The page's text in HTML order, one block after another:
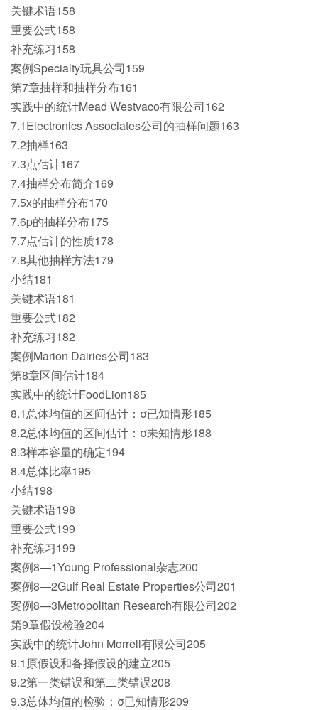
关键术语158
重要公式158
补充练习158
案例Specialty玩具公司159
第7章抽样和抽样分布161
实践中的统计Mead Westvaco有限公司162
7.1Electronics Associates公司的抽样问题163
7.2抽样163
7.3点估计167
7.4抽样分布简介169
7.5x的抽样分布170
7.6p的抽样分布175
7.7点估计的性质178
7.8其他抽样方法179
小结181
关键术语181
重要公式182
补充练习182
案例Marion Dairies公司183
第8章区间估计184
实践中的统计FoodLion185
8.1总体均值的区间估计：σ已知情形185
8.2总体均值的区间估计：σ未知情形188
8.3样本容量的确定194
8.4总体比率195
小结198
关键术语198
重要公式199
补充练习199
案例8—1Young Professional杂志200
案例8—2Gulf Real Estate Properties公司201
案例8—3Metropolitan Research有限公司202
第9章假设检验204
实践中的统计John Morrell有限公司205
9.1原假设和备择假设的建立205
9.2第一类错误和第二类错误208
9.3总体均值的检验：σ已知情形209